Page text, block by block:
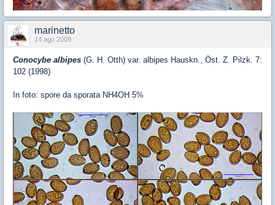
marinetto
14 ago 2009
Conocybe albipes (G. H. Otth) var. albipes Hauskn., Öst. Z. Pilzk. 7:
102 (1998)
In foto: spore da sporata NH4OH 5%